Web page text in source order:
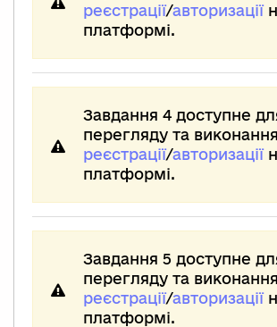
реєстрації/авторизації
платформі.
Завдання 4 доступне
перегляду та
реєстрації/авторизації
платформі.
Завдання 5 доступне
перегляду та
реєстрації/авторизації
платформі.